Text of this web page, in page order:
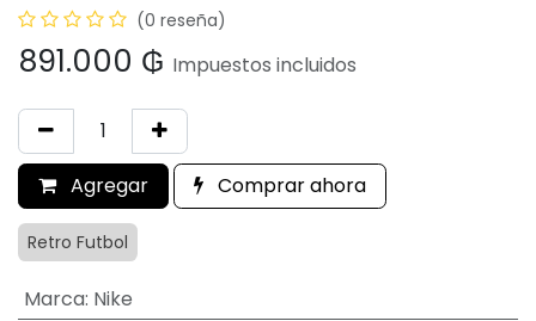
(0 reseña)
891.000 ₲ Impuestos incluidos
Agregar Comprar ahora
Retro Futbol
Marca: Nike